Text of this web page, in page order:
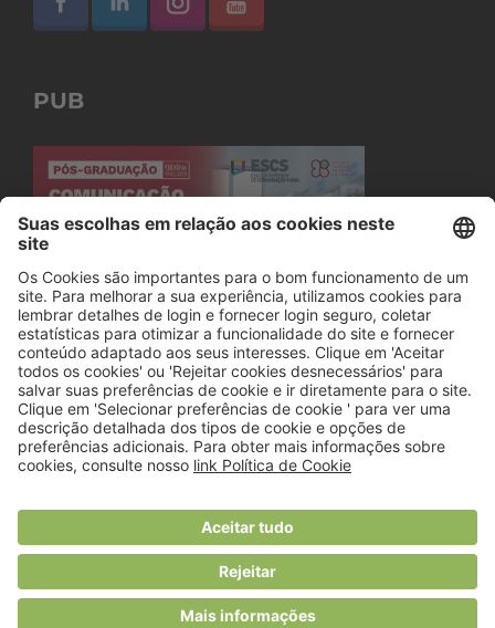
PUB
© 2018 Viver Saudável
O portal dos profissionais de nutrição